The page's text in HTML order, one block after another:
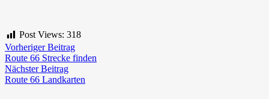
Post Views: 318
Vorheriger Beitrag
Route 66 Strecke finden
Nächster Beitrag
Route 66 Landkarten